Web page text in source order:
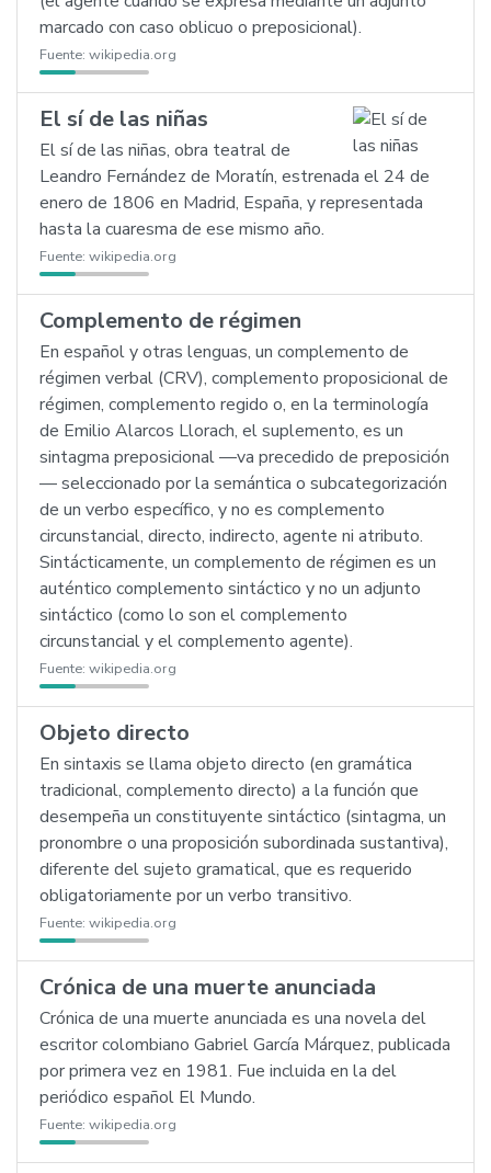
marcado con caso oblicuo o preposicional).
Fuente: wikipedia.org
El sí de las niñas
El sí de las niñas, obra teatral de
Leandro Fernández de Moratín, estrenada el 24 de
enero de 1806 en Madrid, España, y representada
hasta la cuaresma de ese mismo año.
Fuente: wikipedia.org
Complemento de régimen
En español y otras lenguas, un complemento de
régimen verbal (CRV), complemento proposicional de
régimen, complemento regido o, en la terminología
de Emilio Alarcos Llorach, el suplemento, es un
sintagma preposicional —va precedido de preposición
— seleccionado por la semántica o subcategorización
de un verbo específico, y no es complemento
circunstancial, directo, indirecto, agente ni atributo.
Sintácticamente, un complemento de régimen es un
auténtico complemento sintáctico y no un adjunto
sintáctico (como lo son el complemento
circunstancial y el complemento agente).
Fuente: wikipedia.org
Objeto directo
En sintaxis se llama objeto directo (en gramática
tradicional, complemento directo) a la función que
desempeña un constituyente sintáctico (sintagma, un
pronombre o una proposición subordinada sustantiva),
diferente del sujeto gramatical, que es requerido
obligatoriamente por un verbo transitivo.
Fuente: wikipedia.org
Crónica de una muerte anunciada
Crónica de una muerte anunciada es una novela del
escritor colombiano Gabriel García Márquez, publicada
por primera vez en 1981. Fue incluida en la del
periódico español El Mundo.
Fuente: wikipedia.org